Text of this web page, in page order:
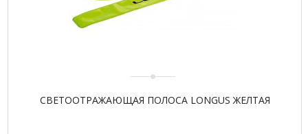
СВЕТООТРАЖАЮЩАЯ ПОЛОСА LONGUS ЖЕЛТАЯ